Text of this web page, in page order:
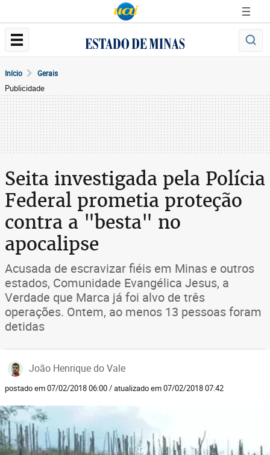
Início Gerais
Publicidade
Seita investigada pela Polícia
Federal prometia proteção
contra a "besta" no
apocalipse
Acusada de escravizar fiéis em Minas e outros
estados, Comunidade Evangélica Jesus, a
Verdade que Marca já foi alvo de três
operações. Ontem, ao menos 13 pessoas foram
detidas
João Henrique do Vale
postado em 07/02/2018 06:00 / atualizado em 07/02/2018 07:42